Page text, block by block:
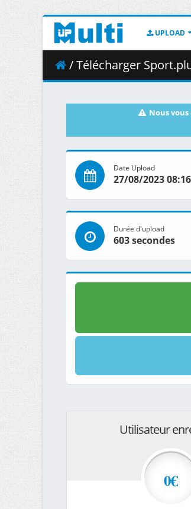
UPLOAD
/ Télécharger
Nous
Date Upload
27/08/2023 08:16
Durée d'upload
603 secondes
Utilisateur
0€